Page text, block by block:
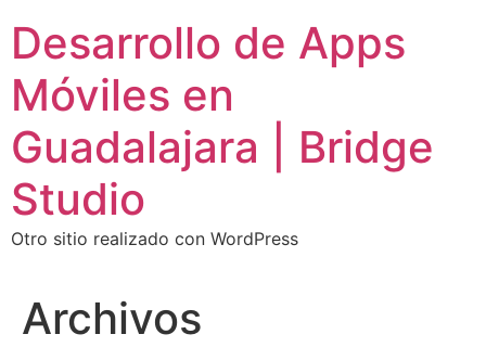
contenido
Desarrollo de Apps
Móviles en
Guadalajara | Bridge
Studio
Otro sitio realizado con WordPress
Archivos